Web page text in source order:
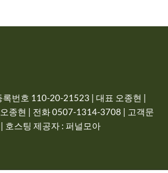
록번호 110-20-21523 | 대표 오종현 |
종현 | 전화 0507-1314-3708 | 고객문
호스팅 제공자 : 퍼널모아